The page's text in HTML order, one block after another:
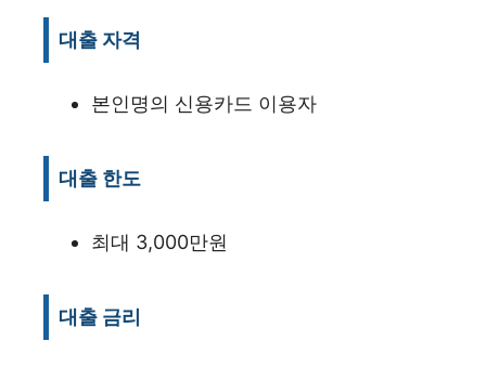
대출 자격
본인명의 신용카드 이용자
대출 한도
최대 3,000만원
대출 금리